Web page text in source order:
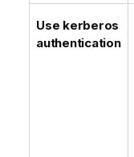
Use kerberos
authentication